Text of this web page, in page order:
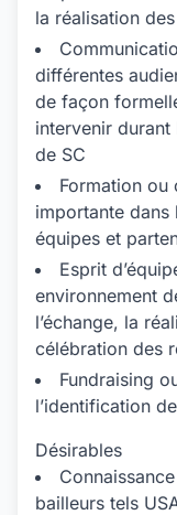
la réalisation
différentes
de façon
intervenir
de SC
Formation ou
importante
équipes et
Esprit
environnement
l’échange, la
célébration des
Fundraising
l’identification
Désirables
bailleurs tels